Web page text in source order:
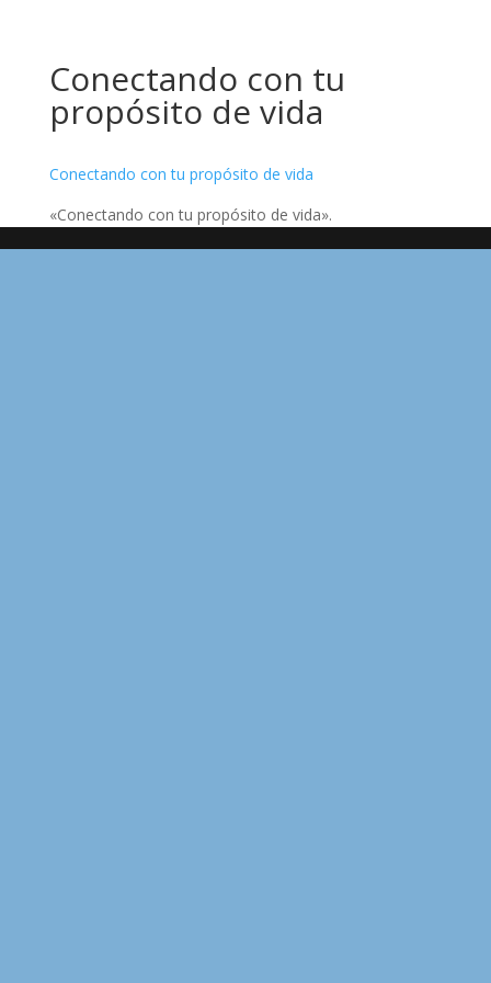
Conectando con tu
propósito de vida
Conectando con tu propósito de vida
«Conectando con tu propósito de vida».